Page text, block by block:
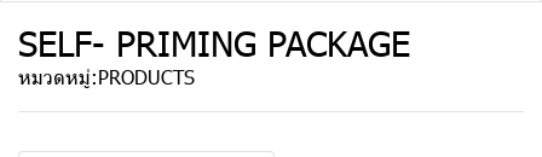
SELF- PRIMING PACKAGE
หมวดหมู่:PRODUCTS